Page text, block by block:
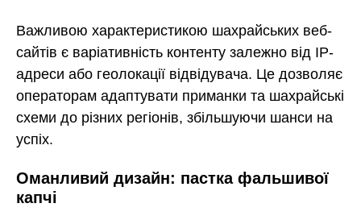
Важливою характеристикою шахрайських веб-
сайтів є варіативність контенту залежно від IP-
адреси або геолокації відвідувача. Це дозволяє
операторам адаптувати приманки та шахрайські
схеми до різних регіонів, збільшуючи шанси на
успіх.
Оманливий дизайн: пастка фальшивої
капчі